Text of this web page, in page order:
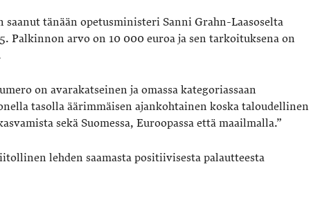
tänään opetusministeri Sanni Grahn-Laasoselta
Palkinnon arvo on 10 000 euroa ja sen tarkoituksena on
on avarakatseinen ja omassa kategoriassaan
tasolla äärimmäisen ajankohtainen koska taloudellinen
sekä Suomessa, Euroopassa että maailmalla.”
lehden saamasta positiivisesta palautteesta